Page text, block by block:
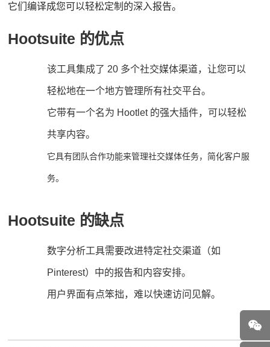
它们编译成您可以轻松定制的深入报告。
Hootsuite 的优点
该工具集成了 20 多个社交媒体渠道，让您可以
轻松地在一个地方管理所有社交平台。
它带有一个名为 Hootlet 的强大插件，可以轻松
共享内容。
它具有团队合作功能来管理社交媒体任务，简化客户服
务。
Hootsuite 的缺点
数字分析工具需要改进特定社交渠道（如
Pinterest）中的报告和内容安排。
用户界面有点笨拙，难以快速访问见解。